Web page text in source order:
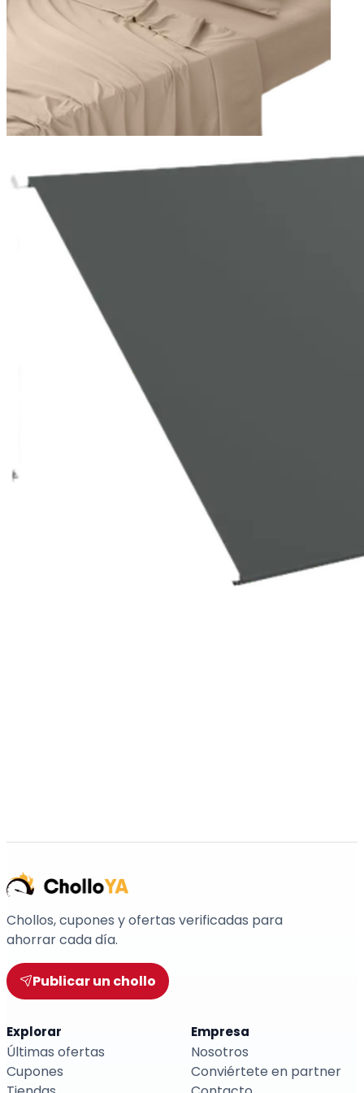
Chollos, cupones y ofertas verificadas para
ahorrar cada día.
Publicar un chollo
Explorar
Últimas ofertas
Cupones
Empresa
Nosotros
Conviértete en partner